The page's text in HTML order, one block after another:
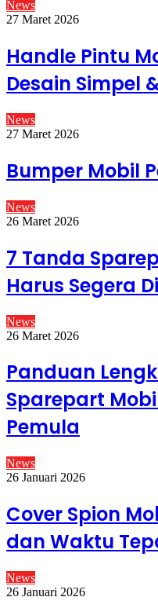
News
27 Maret 2026
Handle Pintu
Desain Simpel
News
27 Maret 2026
Bumper Mobil
News
26 Maret 2026
7 Tanda
Harus Segera
News
26 Maret 2026
Panduan
Sparepart
Pemula
News
26 Januari 2026
Cover Spion
dan Waktu
News
26 Januari 2026